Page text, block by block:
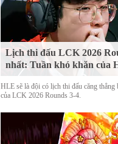
Lịch thi đấu LCK 2026
nhất: Tuần khó khăn của
HLE sẽ là đội có lịch thi đấu căng thẳng
của LCK 2026 Rounds 3-4.